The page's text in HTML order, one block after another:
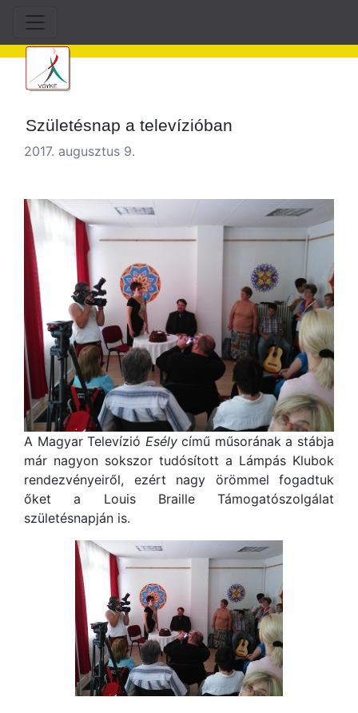
Születésnap a televízióban
2017. augusztus 9.
A Magyar Televízió Esélycímű műsorának a stábja
már nagyon sokszor tudósított a Lámpás Klubok
rendezvényeiről, ezért nagy örömmel fogadtuk
őket a Louis Braille Támogatószolgálat
születésnapján is.